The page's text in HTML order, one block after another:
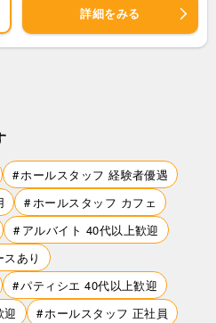
詳細をみる
ホールスタッフ 経験者優遇
ホールスタッフ カフェ
アルバイト 40代以上歓迎
あり
パティシエ 40代以上歓迎
迎
ホールスタッフ 正社員